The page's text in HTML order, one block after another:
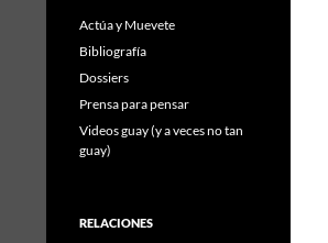
Actúa y Muevete
Bibliografía
Dossiers
Prensa para pensar
Videos guay (y a veces no tan
guay)
RELACIONES